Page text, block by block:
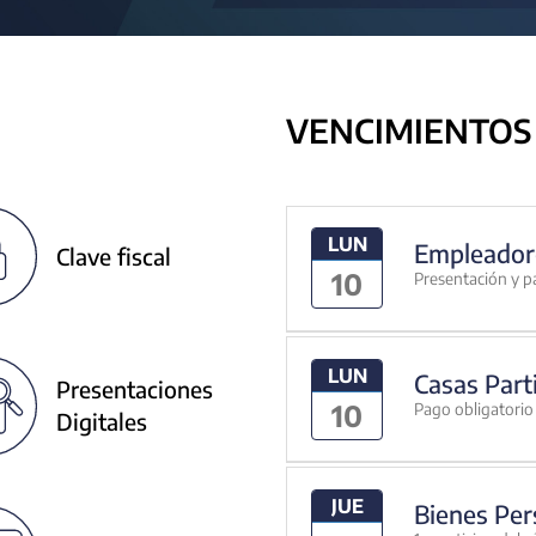
Clave fiscal
Presentaciones
Digitales
LUN
10 Presentación y
LUN
10
Casas
Pago obligatorio
JUE Bienes